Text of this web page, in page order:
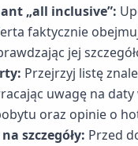
„all inclusive”:
faktycznie
jej
Przejrzyj listę
uwagę na daty
oraz opinie o
szczegóły: Przed